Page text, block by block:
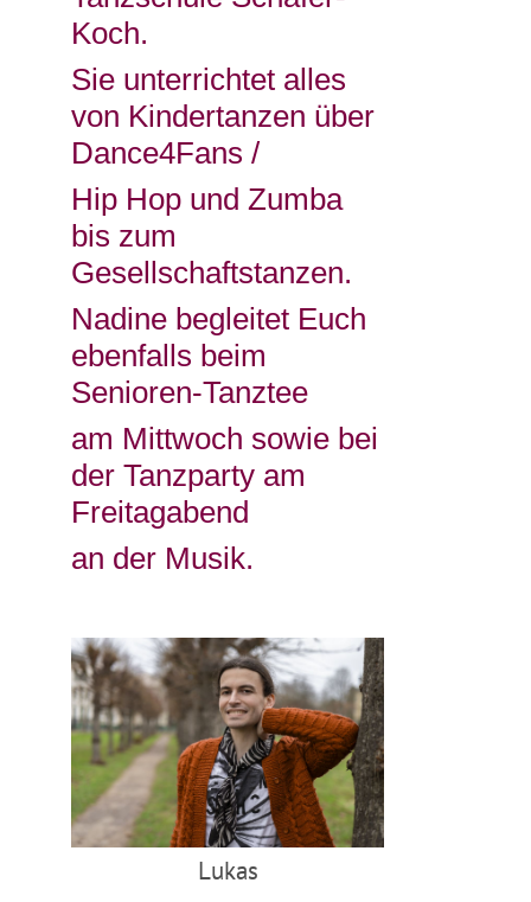
Koch.
Sie unterrichtet alles
von Kindertanzen über
Dance4Fans /
Hip Hop und Zumba
bis zum
Gesellschaftstanzen.
Nadine begleitet Euch
ebenfalls beim
Senioren-Tanztee
am Mittwoch sowie bei
der Tanzparty am
Freitagabend
an der Musik.
Lukas